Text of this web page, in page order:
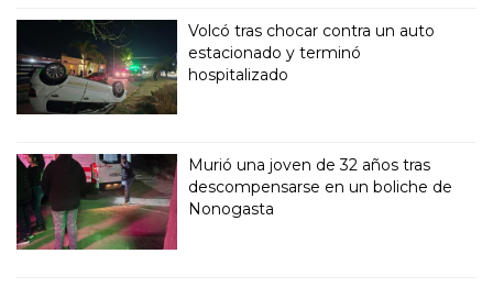
Volcó tras chocar contra un auto
estacionado y terminó
hospitalizado
Murió una joven de 32 años tras
descompensarse en un boliche de
Nonogasta